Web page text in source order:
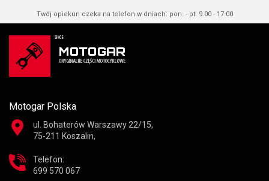
Twój opiekun czeka na telefon w dniach: pon. - pt. 9.00 - 17.00
Motogar Polska
ul. Bohaterów Warszawy 22/15,
75-211 Koszalin,
Telefon:
699 570 067